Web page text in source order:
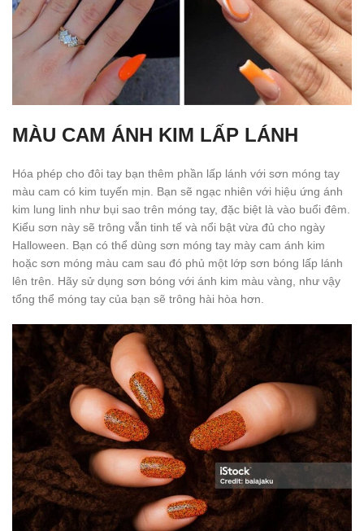
MÀU CAM ÁNH KIM LẤP LÁNH
Hóa phép cho đôi tay bạn thêm phần lấp lánh với sơn móng tay
màu cam có kim tuyến mịn. Bạn sẽ ngạc nhiên với hiệu ứng ánh
kim lung linh như bụi sao trên móng tay, đặc biệt là vào buổi đêm.
Kiểu sơn này sẽ trông vẫn tinh tế và nổi bật vừa đủ cho ngày
Halloween. Bạn có thể dùng sơn móng tay mày cam ánh kim
hoặc sơn móng màu cam sau đó phủ một lớp sơn bóng lấp lánh
lên trên. Hãy sử dụng sơn bóng với ánh kim màu vàng, như vậy
tổng thể móng tay của bạn sẽ trông hài hòa hơn.